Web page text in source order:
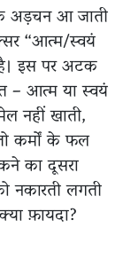
अड़चन आ जाती
“आत्म/स्वयं
इस पर अटक
– आत्म या स्वयं
नहीं खाती,
कर्मों के फल
का दूसरा
नकारती लगती
फ़ायदा?